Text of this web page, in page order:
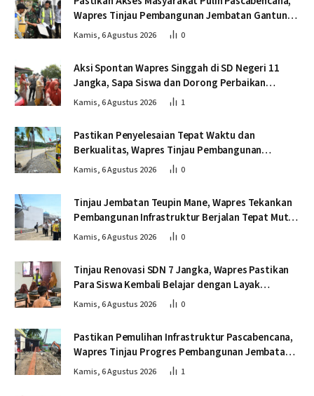
Wapres Tinjau Pembangunan Jembatan Gantung
Kendawi
Kamis, 6 Agustus 2026 0
Aksi Spontan Wapres Singgah di SD Negeri 11
Jangka, Sapa Siswa dan Dorong Perbaikan
Sekolah
Kamis, 6 Agustus 2026 1
Pastikan Penyelesaian Tepat Waktu dan
Berkualitas, Wapres Tinjau Pembangunan
Jembatan Lumut
Kamis, 6 Agustus 2026 0
Tinjau Jembatan Teupin Mane, Wapres Tekankan
Pembangunan Infrastruktur Berjalan Tepat Mutu
dan Tepat Waktu
Kamis, 6 Agustus 2026 0
Tinjau Renovasi SDN 7 Jangka, Wapres Pastikan
Para Siswa Kembali Belajar dengan Layak
Pascabencana
Kamis, 6 Agustus 2026 0
Pastikan Pemulihan Infrastruktur Pascabencana,
Wapres Tinjau Progres Pembangunan Jembatan
Krueng Tingkeum Bireuen
Kamis, 6 Agustus 2026 1